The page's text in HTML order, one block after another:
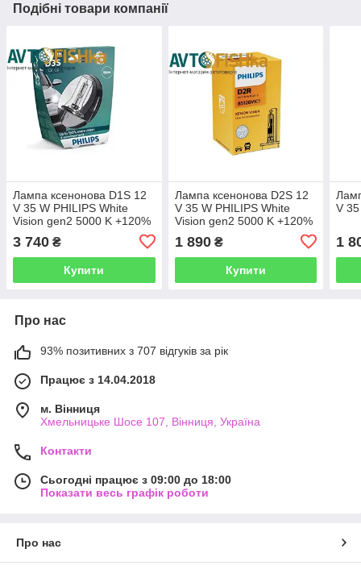
Подібні товари компанії
Лампа ксенонова D1S 12
V 35 W PHILIPS White
Vision gen2 5000 K +120%
3 740 ₴
Купити
Лампа ксенонова D2S 12
V 35 W PHILIPS White
Vision gen2 5000 K +120%
1 890₴
Купити
V
1
Про нас
93% позитивних з 707 відгуків за рік
Працює з 14.04.2018
м. Вінниця
Хмельницьке Шосе 107, Вінниця, Україна
Контакти
Сьогодні працює з 09:00 до 18:00
Показати весь графік роботи
Про нас